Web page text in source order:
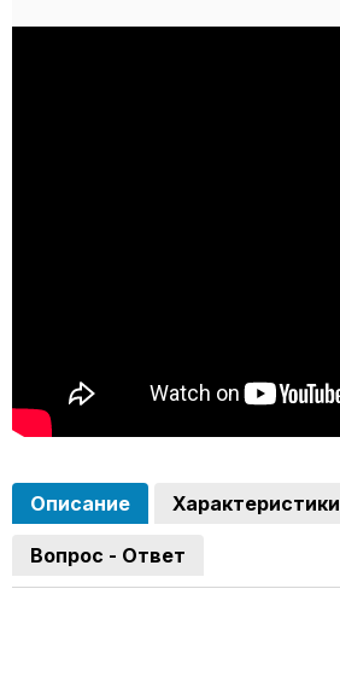
Описание Характеристики
Вопрос - Ответ